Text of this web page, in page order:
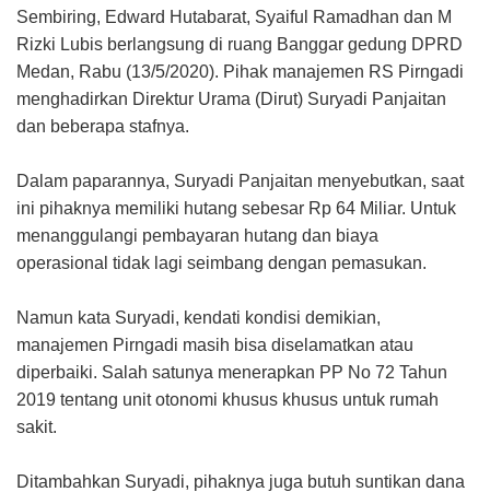
Sembiring, Edward Hutabarat, Syaiful Ramadhan dan M
Rizki Lubis berlangsung di ruang Banggar gedung DPRD
Medan, Rabu (13/5/2020). Pihak manajemen RS Pirngadi
menghadirkan Direktur Urama (Dirut) Suryadi Panjaitan
dan beberapa stafnya.
Dalam paparannya, Suryadi Panjaitan menyebutkan, saat
ini pihaknya memiliki hutang sebesar Rp 64 Miliar. Untuk
menanggulangi pembayaran hutang dan biaya
operasional tidak lagi seimbang dengan pemasukan.
Namun kata Suryadi, kendati kondisi demikian,
manajemen Pirngadi masih bisa diselamatkan atau
diperbaiki. Salah satunya menerapkan PP No 72 Tahun
2019 tentang unit otonomi khusus khusus untuk rumah
sakit.
Ditambahkan Suryadi, pihaknya juga butuh suntikan dana